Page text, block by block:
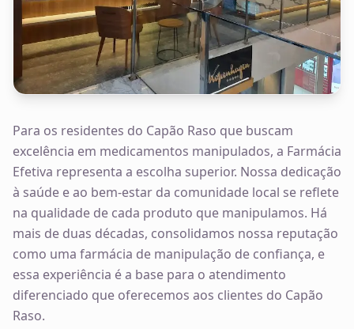
Para os residentes do Capão Raso que buscam
excelência em medicamentos manipulados, a Farmácia
Efetiva representa a escolha superior. Nossa dedicação
à saúde e ao bem-estar da comunidade local se reflete
na qualidade de cada produto que manipulamos. Há
mais de duas décadas, consolidamos nossa reputação
como uma farmácia de manipulação de confiança, e
essa experiência é a base para o atendimento
diferenciado que oferecemos aos clientes do Capão
Raso.